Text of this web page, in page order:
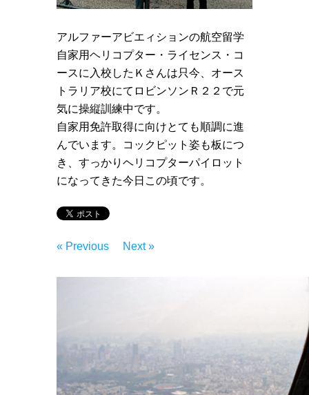
アルファーアビエィションの航空留学
自家用ヘリコプター・ライセンス・コ
ースに入校したＫさんは只今、オース
トラリア校にてロビンソンＲ２２で元
気に操縦訓練中です。
自家用免許取得に向けとても順調に進
んでいます。コックピット姿も板につ
き、すっかりヘリコプターパイロット
になってきた今日この頃です。
« Previous Next »